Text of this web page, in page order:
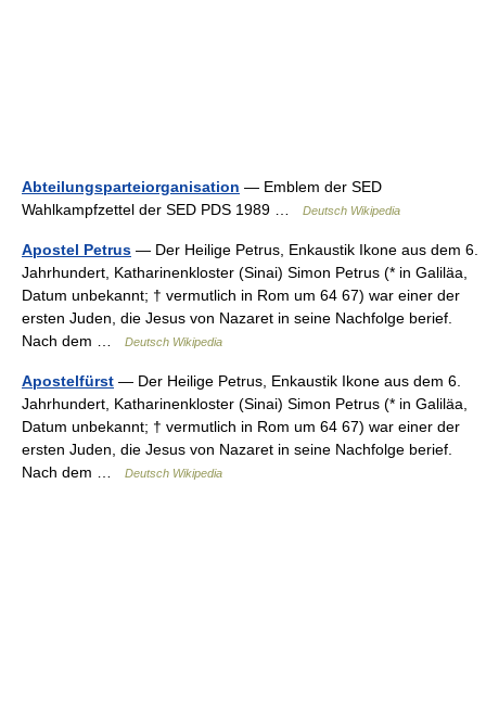
Abteilungsparteiorganisation — Emblem der SED
Wahlkampfzettel der SED PDS 1989 …
Deutsch Wikipedia
Apostel Petrus — Der Heilige Petrus, Enkaustik Ikone aus dem 6.
Jahrhundert, Katharinenkloster (Sinai) Simon Petrus (* in Galiläa,
Datum unbekannt; † vermutlich in Rom um 64 67) war einer der
ersten Juden, die Jesus von Nazaret in seine Nachfolge berief.
Nach dem …
Deutsch Wikipedia
Apostelfürst — Der Heilige Petrus, Enkaustik Ikone aus dem 6.
Jahrhundert, Katharinenkloster (Sinai) Simon Petrus (* in Galiläa,
Datum unbekannt; † vermutlich in Rom um 64 67) war einer der
ersten Juden, die Jesus von Nazaret in seine Nachfolge berief.
Nach dem …
Deutsch Wikipedia